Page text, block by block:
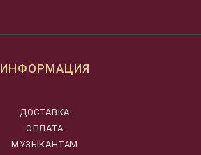
ИНФОРМАЦИЯ
ДОСТАВКА
ОПЛАТА
МУЗЫКАНТАМ